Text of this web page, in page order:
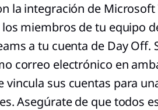
la integración de
miembros de tu equipo
a tu cuenta de Day Off.
correo electrónico en
vincula sus cuentas para
Asegúrate de que todos